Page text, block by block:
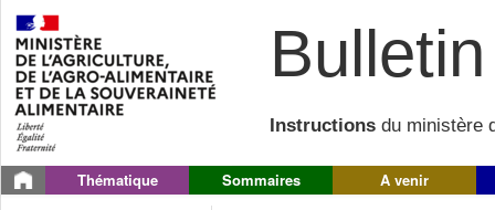
Instructions du ministère
Thématique Sommaires A venir